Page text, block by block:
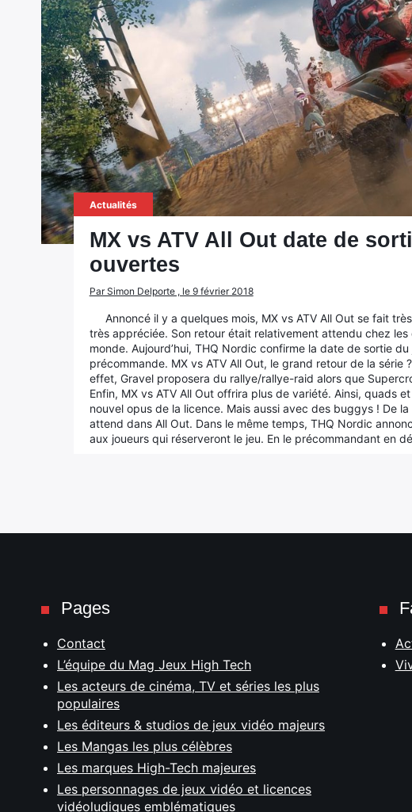
Actualités
MX vs ATV All Out date de
ouvertes
Par Simon Delporte , le 9 février 2018
Annoncé il y a quelques mois, MX vs ATV All Out se fait
très appréciée. Son retour était relativement attendu chez
monde. Aujourd’hui, THQ Nordic confirme la date de sortie
précommande. MX vs ATV All Out, le grand retour de la série
effet, Gravel proposera du rallye/rallye-raid alors que
Enfin, MX vs ATV All Out offrira plus de variété. Ainsi, quads
nouvel opus de la licence. Mais aussi avec des buggys ! De
attend dans All Out. Dans le même temps, THQ Nordic
aux joueurs qui réserveront le jeu. En le précommandant en
Pages
Contact
L’équipe du Mag Jeux High Tech
Les acteurs de cinéma, TV et séries les plus
populaires
Les éditeurs & studios de jeux vidéo majeurs
Les Mangas les plus célèbres
Les marques High-Tech majeures
Les personnages de jeux vidéo et licences
vidéoludiques emblématiques